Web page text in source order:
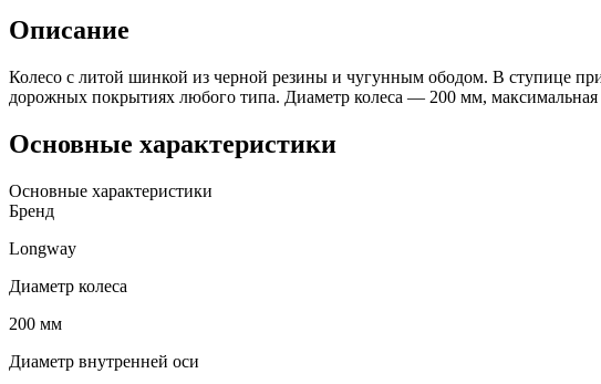
Описание
Колесо с литой шинкой из черной резины и чугунным ободом. В ступице
дорожных покрытиях любого типа. Диаметр колеса — 200 мм, максимальная
Основные характеристики
Основные характеристики
Бренд
Longway
Диаметр колеса
200 мм
Диаметр внутренней оси